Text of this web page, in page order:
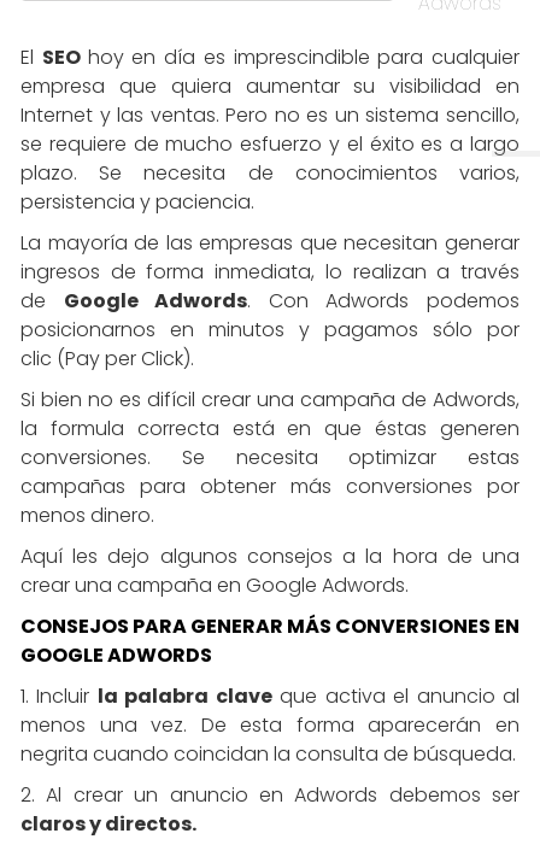
El SEO hoy en día es imprescindible para cualquier
empresa que quiera aumentar su visibilidad en
Internet y las ventas. Pero no es un sistema sencillo,
se requiere de mucho esfuerzo y el éxito es a largo
plazo. Se necesita de conocimientos varios,
persistencia y paciencia.
La mayoría de las empresas que necesitan generar
ingresos de forma inmediata, lo realizan a través
de Google Adwords. Con Adwords podemos
posicionarnos en minutos y pagamos sólo por
clic (Pay per Click).
Si bien no es difícil crear una campaña de Adwords,
la formula correcta está en que éstas generen
conversiones. Se necesita optimizar estas
campañas para obtener más conversiones por
menos dinero.
Aquí les dejo algunos consejos a la hora de una
crear una campaña en Google Adwords.
CONSEJOS PARA GENERAR MÁS CONVERSIONES EN
GOOGLE ADWORDS
1. Incluir la palabra claveque activa el anuncio al
menos una vez. De esta forma aparecerán en
negrita cuando coincidan la consulta de búsqueda.
2. Al crear un anuncio en Adwords debemos ser
claros y directos.